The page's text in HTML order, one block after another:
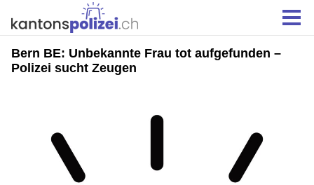
Bern BE: Unbekannte Frau tot aufgefunden –
Polizei sucht Zeugen